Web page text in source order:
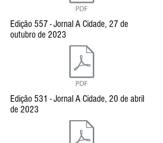
Edição 557 - Jornal A Cidade, 27 de
outubro de 2023
Edição 531 - Jornal A Cidade, 20 de abril
de 2023